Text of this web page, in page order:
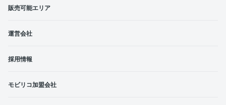
販売可能エリア
運営会社
採用情報
モビリコ加盟会社